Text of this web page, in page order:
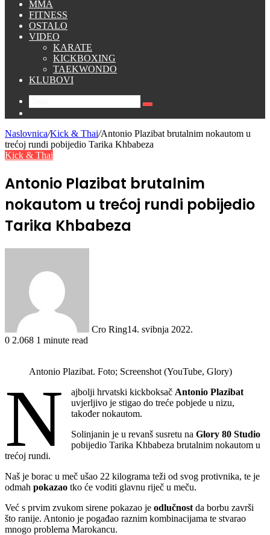
MMA
FITNESS
OSTALO
VIDEO
KARATE
KICKBOXING
TAEKWONDO
KLUBOVI
Traži
Naslovnica/Kick & Thai/Antonio Plazibat brutalnim nokautom u
trećoj rundi pobijedio Tarika Khbabeza
Kick & Thai
Antonio Plazibat brutalnim
nokautom u trećoj rundi pobijedio
Tarika Khbabeza
Cro Ring14. svibnja 2022.
0 2.068 1 minute read
Antonio Plazibat. Foto; Screenshot (YouTube, Glory)
N ajbolji hrvatski kickboksač Antonio Plazibat
uvjerljivo je stigao do treće pobjede u nizu,
također nokautom.
Solinjanin je u revanš susretu naGlory 80 Studio
pobijedio Tarika Khbabeza brutalnim nokautom u
trećoj rundi.
Naš je borac u meč ušao 22 kilograma teži od svog protivnika, te je
odmah pokazao tko će voditi glavnu riječ u meču.
Već s prvim zvukom sirene pokazao je odlučnost da borbu završi
što ranije. Antonio je pogađao raznim kombinacijama te stvarao
mnogo problema Marokancu.